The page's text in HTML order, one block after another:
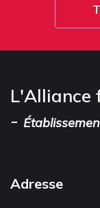
L'Alliance
-
Adresse